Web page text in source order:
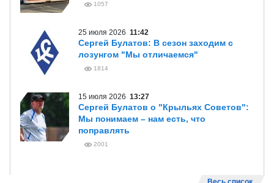
1057
25 июля 2026 11:42
Сергей Булатов: В сезон заходим с
лозунгом "Мы отличаемся"
1814
15 июля 2026 13:27
Сергей Булатов о "Крыльях Советов":
Мы понимаем – нам есть, что
поправлять
2001